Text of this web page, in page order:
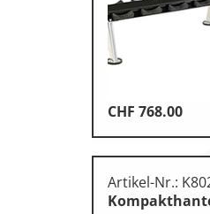
CHF 768.00
Artikel-Nr.: